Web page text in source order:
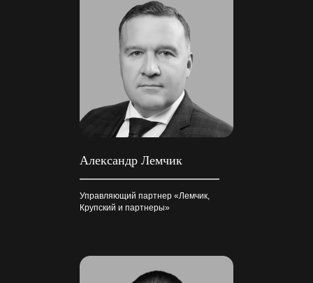
Александр Лемчик
Управляющий партнер «Лемчик,
Крупский и партнеры»